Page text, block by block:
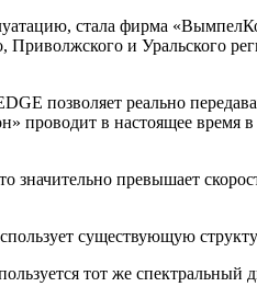
стала фирма
и Уральского
позволяет реально
проводит в настоящее время
значительно превышает
существующую
тот же спектральный